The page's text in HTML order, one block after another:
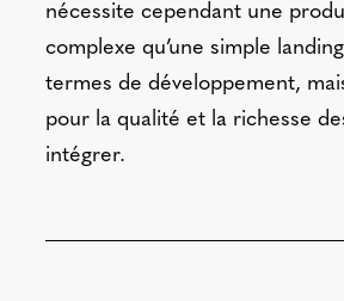
nécessite cependant une
complexe qu’une simple
termes de développement,
pour la qualité et la richesse
intégrer.